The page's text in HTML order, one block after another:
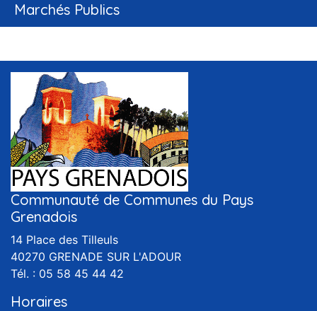
Marchés Publics
Communauté de Communes du Pays
Grenadois
14 Place des Tilleuls
40270 GRENADE SUR L'ADOUR
Tél. : 05 58 45 44 42
Horaires